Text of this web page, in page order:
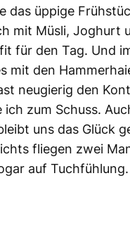
das üppige
mit Müsli, Joghurt
für den Tag. Und
mit den
neugierig den
zum Schuss.
uns das Glück
fliegen zwei
auf